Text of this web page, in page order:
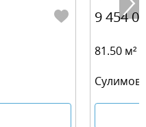
9 454
81.50 м²